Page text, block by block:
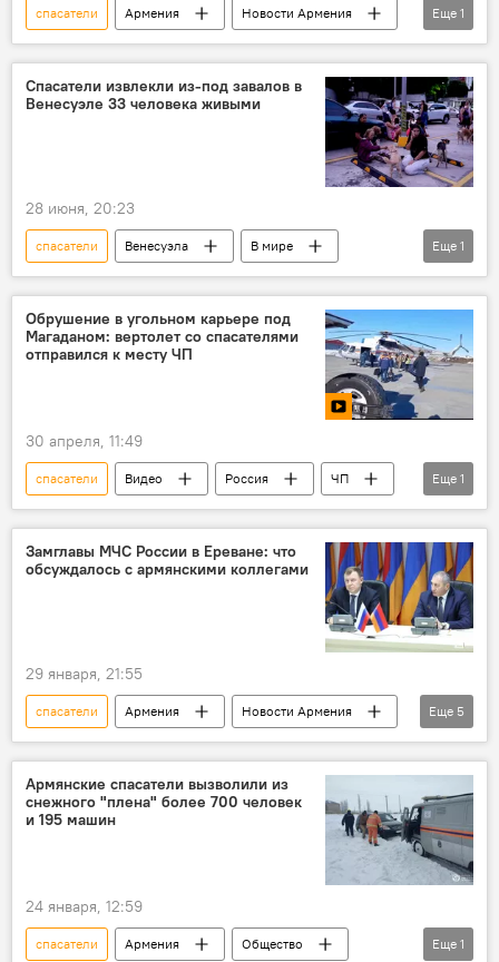
спасатели Армения
Новости Армения
аист
Еще 1
Спасатели извлекли из-под завалов в
Венесуэле 33 человека живыми
28 июня, 20:23
спасатели Венесуэла
В мире
землетрясение
Еще 1
Обрушение в угольном карьере под
Магаданом: вертолет со спасателями
отправился к месту ЧП
30 апреля, 11:49
спасатели Видео Россия
ЧП
вертолет
Еще 1
Замглавы МЧС России в Ереване: что
обсуждалось с армянскими коллегами
29 января, 21:55
спасатели Армения
Новости Армения
Общество
Политика
вызовы
МЧС
РФ
Еще 5
Армянские спасатели вызволили из
снежного "плена" более 700 человек
и 195 машин
24 января, 12:59
спасатели Армения
Общество
Еще 1